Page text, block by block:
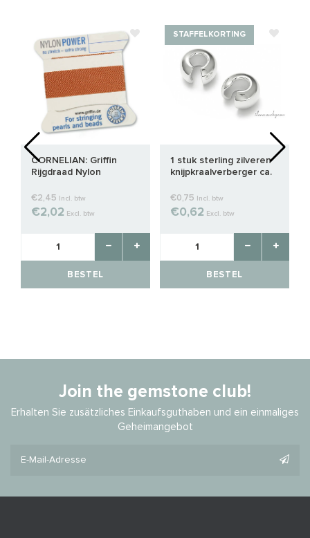
CORNELIAN: Griffin
Rijgdraad Nylon
€2,45 Incl. btw
€2,02 Excl. btw
BESTEL
STAFFELKORTING
1 stuk sterling zilveren
knijpkraalverberger ca.
€0,75 Incl. btw
€0,62 Excl. btw
BESTEL
Join the gemstone club!
Erhalten Sie zusätzliches Einkaufsguthaben und ein einmaliges
Geheimangebot